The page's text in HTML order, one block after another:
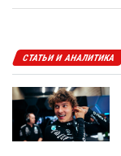
СТАТЬИ И АНАЛИТИКА